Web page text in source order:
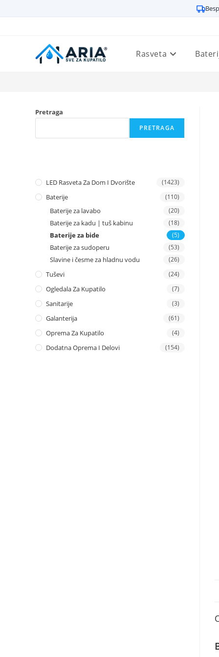
Rasveta
Pretraga
PRETRAGA
LED Rasveta Za Dom I Dvorište (1423)
Baterije (110)
Baterije za lavabo (20)
Baterije za kadu | tuš kabinu (18)
Baterije za bide (5)
Baterije za sudoperu (53)
Slavine i česme za hladnu vodu (26)
Tuševi (24)
Ogledala Za Kupatilo (7)
Sanitarije (3)
Galanterija (61)
Oprema Za Kupatilo (4)
Dodatna Oprema I Delovi (154)